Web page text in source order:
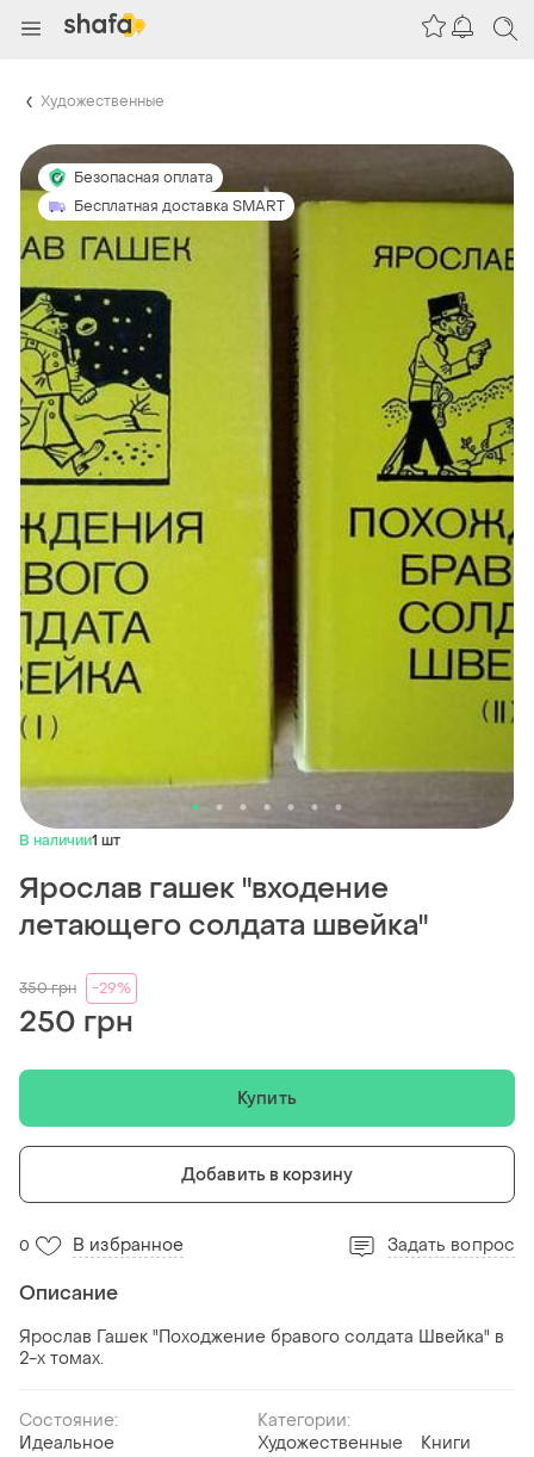
Художественные
Безопасная оплата
Бесплатная доставка SMART
В наличии1 шт
Ярослав гашек "входение
летающего солдата швейка"
350грн -29%
250 грн
Купить
Добавить в корзину
0 В избранное Задать вопрос
Описание
Ярослав Гашек "Походжение бравого солдата Швейка" в
2-х томах.
Состояние:
Идеальное
Категории:
Художественные
Книги